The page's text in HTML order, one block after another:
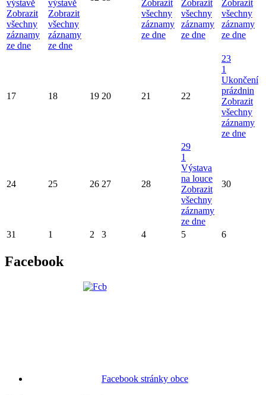
výstavě
Zobrazit
všechny
záznamy
ze dne
výstavě
Zobrazit
všechny
záznamy
ze dne
Zobrazit
všechny
záznamy
ze dne
Zobrazit
všechny
záznamy
ze dne
Zobrazit
všechny
záznamy
ze dne
17 18 19 20 21 22
23
1
Ukončení
prázdnin
Zobrazit
všechny
záznamy
ze dne
24 25 26 27 28
29
1
Výstava
na louce
Zobrazit
všechny
záznamy
ze dne
30
31 1 2 3 4 5 6
Facebook
Facebook stránky obce